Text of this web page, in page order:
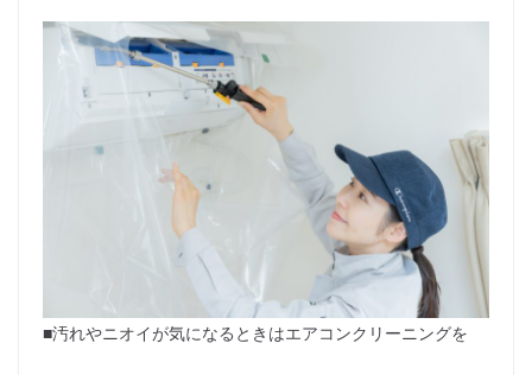
■汚れやニオイが気になるときはエアコンクリーニングを